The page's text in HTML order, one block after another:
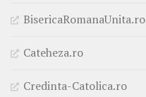
BisericaRomanaUnita.ro
Cateheza.ro
Credinta-Catolica.ro